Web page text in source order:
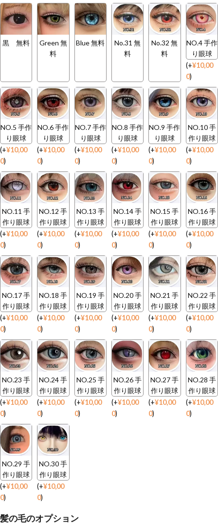
黒 無料
Green 無
料
Blue 無料
No.31 無
料
No.32 無
料
NO.4 手作
り眼球
(+¥10,00
0)
NO.5 手作
り眼球
(+¥10,00
0)
NO.6 手作
り眼球
(+¥10,00
0)
NO.7 手作
り眼球
(+¥10,00
0)
NO.8 手作
り眼球
(+¥10,00
0)
NO.9 手作
り眼球
(+¥10,00
0)
NO.10 手
作り眼球
(+¥10,00
0)
NO.11 手
作り眼球
(+¥10,00
0)
NO.12 手
作り眼球
(+¥10,00
0)
NO.13 手
作り眼球
(+¥10,00
0)
NO.14 手
作り眼球
(+¥10,00
0)
NO.15 手
作り眼球
(+¥10,00
0)
NO.16 手
作り眼球
(+¥10,00
0)
NO.17 手
作り眼球
(+¥10,00
0)
NO.18 手
作り眼球
(+¥10,00
0)
NO.19 手
作り眼球
(+¥10,00
0)
NO.20 手
作り眼球
(+¥10,00
0)
NO.21 手
作り眼球
(+¥10,00
0)
NO.22 手
作り眼球
(+¥10,00
0)
NO.23 手
作り眼球
(+¥10,00
0)
NO.24 手
作り眼球
(+¥10,00
0)
NO.25 手
作り眼球
(+¥10,00
0)
NO.26 手
作り眼球
(+¥10,00
0)
NO.27 手
作り眼球
(+¥10,00
0)
NO.28 手
作り眼球
(+¥10,00
0)
NO.29 手
作り眼球
(+¥10,00
0)
NO.30 手
作り眼球
(+¥10,00
0)
髪の毛のオプション